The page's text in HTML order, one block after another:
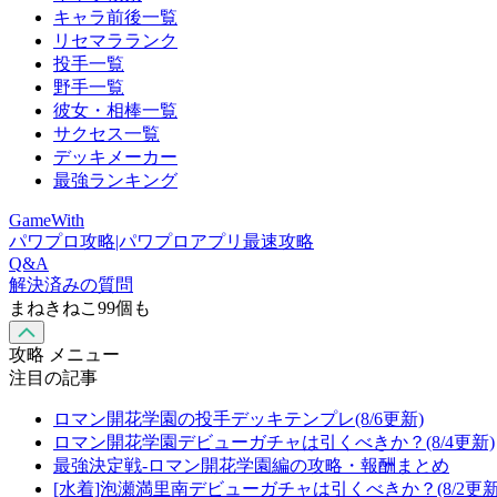
キャラ前後一覧
リセマラランク
投手一覧
野手一覧
彼女・相棒一覧
サクセス一覧
デッキメーカー
最強ランキング
GameWith
パワプロ攻略|パワプロアプリ最速攻略
Q&A
解決済みの質問
まねきねこ99個も
攻略 メニュー
注目の記事
ロマン開花学園の投手デッキテンプレ(8/6更新)
ロマン開花学園デビューガチャは引くべきか？(8/4更新)
最強決定戦-ロマン開花学園編の攻略・報酬まとめ
[水着]泡瀬満里南デビューガチャは引くべきか？(8/2更